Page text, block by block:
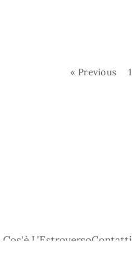
« Previous 1
Cos'è L'EstroversoContatti